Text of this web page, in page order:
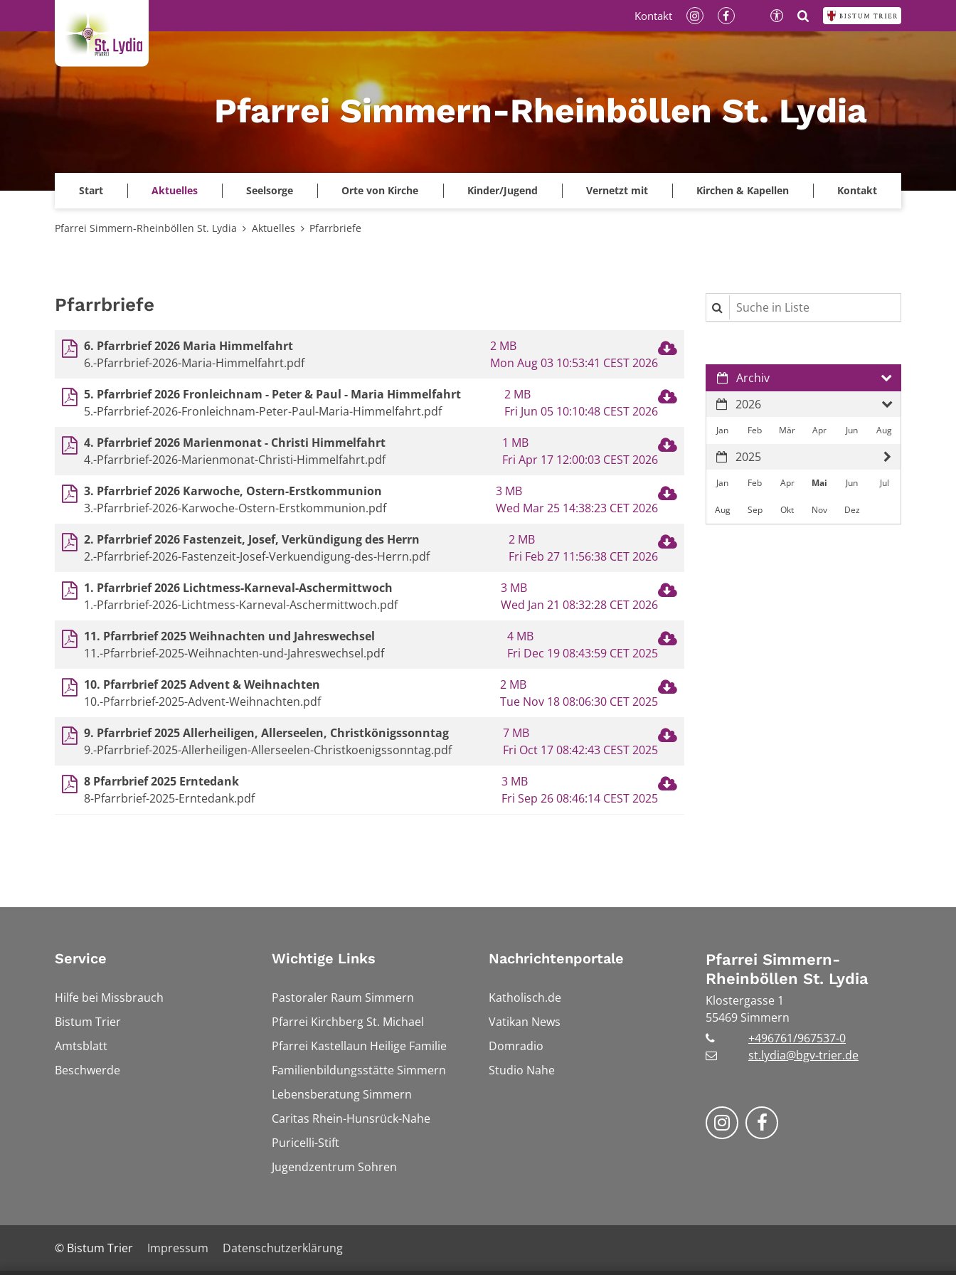
Pfarrei Simmern-Rheinböllen St. Lydia
Start Aktuelles Seelsorge Orte von Kirche Kinder/Jugend Vernetzt mit Kirchen & Kapellen Kontakt
Kontakt
Pfarrei Simmern-Rheinböllen St. Lydia Aktuelles Pfarrbriefe
Pfarrbriefe
6. Pfarrbrief 2026 Maria Himmelfahrt
6.-Pfarrbrief-2026-Maria-Himmelfahrt.pdf
2 MB
Mon Aug 03 10:53:41 CEST 2026
5. Pfarrbrief 2026 Fronleichnam - Peter & Paul - Maria Himmelfahrt
5.-Pfarrbrief-2026-Fronleichnam-Peter-Paul-Maria-Himmelfahrt.pdf
2 MB
Fri Jun 05 10:10:48 CEST 2026
4. Pfarrbrief 2026 Marienmonat - Christi Himmelfahrt
4.-Pfarrbrief-2026-Marienmonat-Christi-Himmelfahrt.pdf
1 MB
Fri Apr 17 12:00:03 CEST 2026
3. Pfarrbrief 2026 Karwoche, Ostern-Erstkommunion
3.-Pfarrbrief-2026-Karwoche-Ostern-Erstkommunion.pdf
3 MB
Wed Mar 25 14:38:23 CET 2026
2. Pfarrbrief 2026 Fastenzeit, Josef, Verkündigung des Herrn
2.-Pfarrbrief-2026-Fastenzeit-Josef-Verkuendigung-des-Herrn.pdf
2 MB
Fri Feb 27 11:56:38 CET 2026
1. Pfarrbrief 2026 Lichtmess-Karneval-Aschermittwoch
1.-Pfarrbrief-2026-Lichtmess-Karneval-Aschermittwoch.pdf
3 MB
Wed Jan 21 08:32:28 CET 2026
11. Pfarrbrief 2025 Weihnachten und Jahreswechsel
11.-Pfarrbrief-2025-Weihnachten-und-Jahreswechsel.pdf
4 MB
Fri Dec 19 08:43:59 CET 2025
10. Pfarrbrief 2025 Advent & Weihnachten
10.-Pfarrbrief-2025-Advent-Weihnachten.pdf
2 MB
Tue Nov 18 08:06:30 CET 2025
9. Pfarrbrief 2025 Allerheiligen, Allerseelen, Christkönigssonntag
9.-Pfarrbrief-2025-Allerheiligen-Allerseelen-Christkoenigssonntag.pdf
7 MB
Fri Oct 17 08:42:43 CEST 2025
8 Pfarrbrief 2025 Erntedank
8-Pfarrbrief-2025-Erntedank.pdf
3 MB
Fri Sep 26 08:46:14 CEST 2025
Suche in Liste
Archiv
2026
Jan Feb Mär Apr Jun Aug
2025
Jan Feb Apr Mai Jun Jul
Aug Sep Okt Nov Dez
Service
Hilfe bei Missbrauch
Bistum Trier
Amtsblatt
Beschwerde
Wichtige Links
Pastoraler Raum Simmern
Pfarrei Kirchberg St. Michael
Pfarrei Kastellaun Heilige Familie
Familienbildungsstätte Simmern
Lebensberatung Simmern
Caritas Rhein-Hunsrück-Nahe
Puricelli-Stift
Jugendzentrum Sohren
Nachrichtenportale
Katholisch.de
Vatikan News
Domradio
Studio Nahe
Pfarrei Simmern-
Rheinböllen St. Lydia
Klostergasse 1
55469 Simmern
+496761/967537-0
st.lydia@bgv-trier.de
Wir auf Instragram
Wir auf Facebook
© Bistum Trier Impressum Datenschutzerklärung